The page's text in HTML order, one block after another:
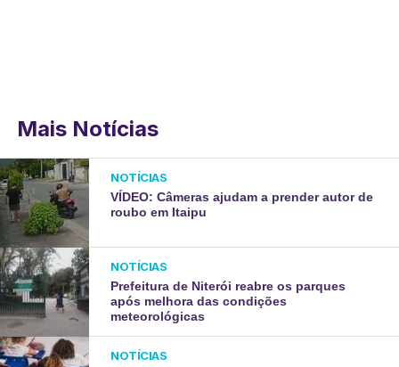
Mais Notícias
NOTÍCIAS
VÍDEO: Câmeras ajudam a prender autor de
roubo em Itaipu
NOTÍCIAS
Prefeitura de Niterói reabre os parques
após melhora das condições
meteorológicas
NOTÍCIAS